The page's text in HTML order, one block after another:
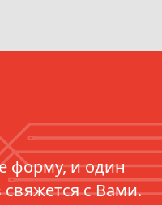
форму, и один
с Вами.